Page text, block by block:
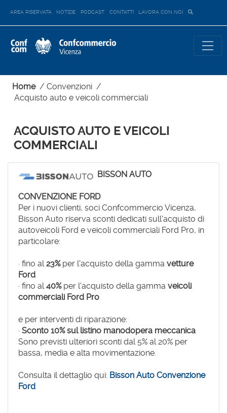
AREA RISERVATA NOTIZIE PODCAST CONTATTI LAVORA CON NOI
Home/ Convenzioni /
Acquisto auto e veicoli commerciali
ACQUISTO AUTO E VEICOLI
COMMERCIALI
BISSON AUTO
CONVENZIONE FORD
Per i nuovi clienti, soci Confcommercio Vicenza,
Bisson Auto riserva sconti dedicati sull'acquisto di
autoveicoli Ford e veicoli commerciali Ford Pro, in
particolare:
· fino al 23%per l'acquisto della gamma vetture
Ford
· fino al 40%per l'acquisto della gamma veicoli
commerciali Ford Pro
e per interventi di riparazione:
· Sconto 10% sul listino manodopera meccanica
Sono previsti ulteriori sconti dal 5% al 20% per
bassa, media e alta movimentazione.
Consulta il dettaglio qui: Bisson Auto Convenzione
Ford